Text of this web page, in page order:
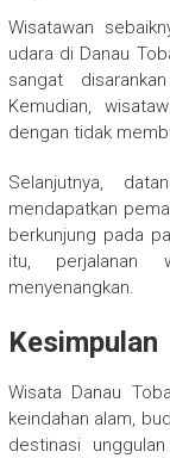
Wisatawan
udara di Danau
sangat
Kemudian,
dengan tidak
Selanjutnya,
mendapatkan
berkunjung pada
itu, perjalanan
menyenangkan.
Kesimpulan
Wisata Danau
keindahan alam,
destinasi